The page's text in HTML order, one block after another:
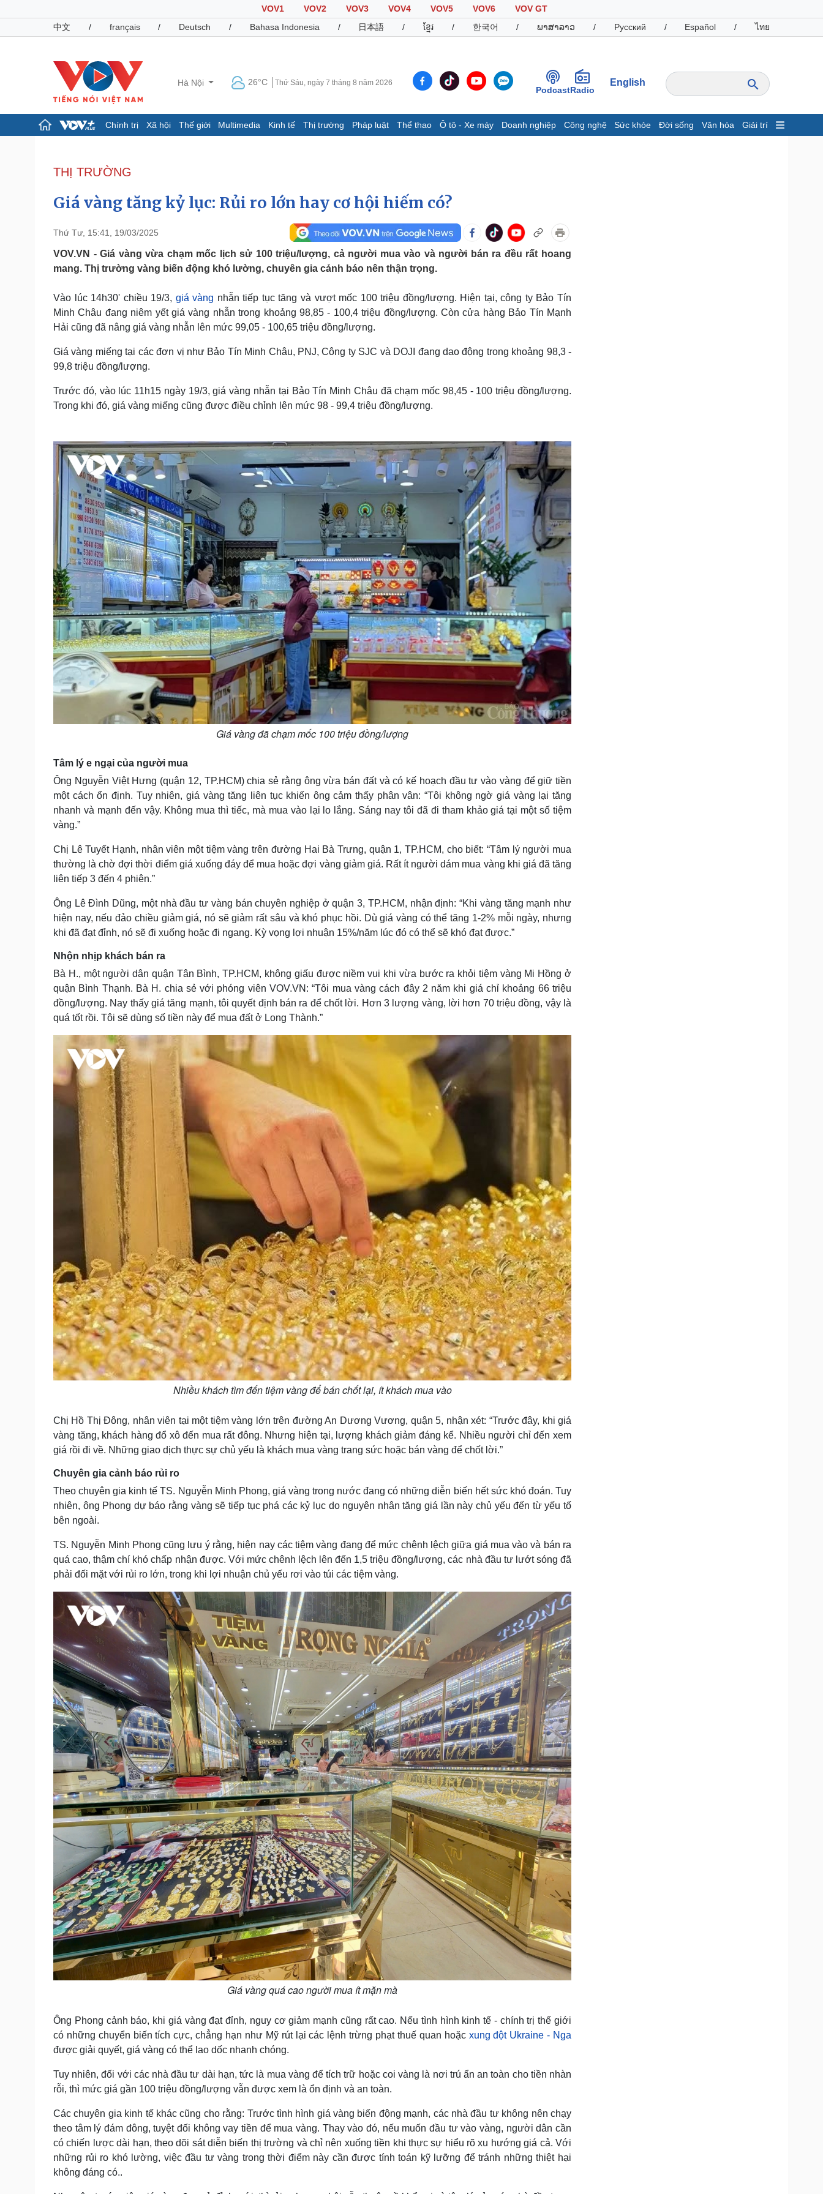
VOV1 VOV2 VOV3 VOV4 VOV5 VOV6
VOV GT
中文
/ français / Deutsch / Bahasa Indonesia / 日本語 / ខ្មែរ / 한국어 / ພາສາລາວ / Русский / Español / ไทย
Hà Nội 26°C Thứ Sáu, ngày 7 tháng 8 năm 2026
PodcastRadio
English
Chính trị Xã hội Thế giới Multimedia Kinh tế Thị trường Pháp luật Thể thao Ô tô - Xe máy Doanh nghiệp Công nghệ Sức khỏe Đời sống Văn hóa Giải trí
Đảng
Tổ chức nhân sự
Nhận diện sự thật
Giáo dục
Dấu ấn VOV
Infographic
Pháp luật
Vụ án
Tư vấn luật
Quân sự - Quốc phòng
Vũ khí
Phân tích
Thể thao
Bóng đá
Thế giới thể thao
eSports
Hậu trường
Ô tô - Xe máy
Ô tô
Tư vấn
Doanh nghiệp
Doanh nhân
Vì cộng đồng
Dinh dưỡng - món ngon
Cây thuốc
Nhi khoa
Nam khoa
Ăn sạch sống khỏe
Nhà đẹp
Sân khấu - Điện ảnh
Di sản
Nghệ sĩ
Tư vấn
Cải chính
THỊ TRƯỜNG
Giá vàng tăng kỷ lục: Rủi ro lớn hay cơ hội hiếm có?
Thứ Tư, 15:41, 19/03/2025
VOV.VN - Giá vàng vừa chạm mốc lịch sử 100 triệu/lượng, cả người mua vào và người bán ra đều rất hoang
mang. Thị trường vàng biến động khó lường, chuyên gia cảnh báo nên thận trọng.
Vào lúc 14h30' chiều 19/3, giá vàng nhẫn tiếp tục tăng và vượt mốc 100 triệu đồng/lượng. Hiện tại, công ty Bảo Tín
Minh Châu đang niêm yết giá vàng nhẫn trong khoảng 98,85 - 100,4 triệu đồng/lượng. Còn cửa hàng Bảo Tín Mạnh
Hải cũng đã nâng giá vàng nhẫn lên mức 99,05 - 100,65 triệu đồng/lượng.
Giá vàng miếng tại các đơn vị như Bảo Tín Minh Châu, PNJ, Công ty SJC và DOJI đang dao động trong khoảng 98,3 -
99,8 triệu đồng/lượng.
Trước đó, vào lúc 11h15 ngày 19/3, giá vàng nhẫn tại Bảo Tín Minh Châu đã chạm mốc 98,45 - 100 triệu đồng/lượng.
Trong khi đó, giá vàng miếng cũng được điều chỉnh lên mức 98 - 99,4 triệu đồng/lượng.
Giá vàng đã chạm mốc 100 triệu đồng/lượng
Tâm lý e ngại của người mua
Ông Nguyễn Việt Hưng (quận 12, TP.HCM) chia sẻ rằng ông vừa bán đất và có kế hoạch đầu tư vào vàng để giữ tiền
một cách ổn định. Tuy nhiên, giá vàng tăng liên tục khiến ông cảm thấy phân vân: “Tôi không ngờ giá vàng lại tăng
nhanh và mạnh đến vậy. Không mua thì tiếc, mà mua vào lại lo lắng. Sáng nay tôi đã đi tham khảo giá tại một số tiệm
vàng.”
Chị Lê Tuyết Hạnh, nhân viên một tiệm vàng trên đường Hai Bà Trưng, quận 1, TP.HCM, cho biết: “Tâm lý người mua
thường là chờ đợi thời điểm giá xuống đáy để mua hoặc đợi vàng giảm giá. Rất ít người dám mua vàng khi giá đã tăng
liên tiếp 3 đến 4 phiên.”
Ông Lê Đình Dũng, một nhà đầu tư vàng bán chuyên nghiệp ở quận 3, TP.HCM, nhận định: “Khi vàng tăng mạnh như
hiện nay, nếu đảo chiều giảm giá, nó sẽ giảm rất sâu và khó phục hồi. Dù giá vàng có thể tăng 1-2% mỗi ngày, nhưng
khi đã đạt đỉnh, nó sẽ đi xuống hoặc đi ngang. Kỳ vọng lợi nhuận 15%/năm lúc đó có thể sẽ khó đạt được.”
Nhộn nhịp khách bán ra
Bà H., một người dân quận Tân Bình, TP.HCM, không giấu được niềm vui khi vừa bước ra khỏi tiệm vàng Mi Hồng ở
quận Bình Thạnh. Bà H. chia sẻ với phóng viên VOV.VN: “Tôi mua vàng cách đây 2 năm khi giá chỉ khoảng 66 triệu
đồng/lượng. Nay thấy giá tăng mạnh, tôi quyết định bán ra để chốt lời. Hơn 3 lượng vàng, lời hơn 70 triệu đồng, vậy là
quá tốt rồi. Tôi sẽ dùng số tiền này để mua đất ở Long Thành.”
Nhiều khách tìm đến tiệm vàng để bán chốt lại, ít khách mua vào
Chị Hồ Thị Đông, nhân viên tại một tiệm vàng lớn trên đường An Dương Vương, quận 5, nhận xét: “Trước đây, khi giá
vàng tăng, khách hàng đổ xô đến mua rất đông. Nhưng hiện tại, lượng khách giảm đáng kể. Nhiều người chỉ đến xem
giá rồi đi về. Những giao dịch thực sự chủ yếu là khách mua vàng trang sức hoặc bán vàng để chốt lời.”
Chuyên gia cảnh báo rủi ro
Theo chuyên gia kinh tế TS. Nguyễn Minh Phong, giá vàng trong nước đang có những diễn biến hết sức khó đoán. Tuy
nhiên, ông Phong dự báo rằng vàng sẽ tiếp tục phá các kỷ lục do nguyên nhân tăng giá lần này chủ yếu đến từ yếu tố
bên ngoài.
TS. Nguyễn Minh Phong cũng lưu ý rằng, hiện nay các tiệm vàng đang để mức chênh lệch giữa giá mua vào và bán ra
quá cao, thậm chí khó chấp nhận được. Với mức chênh lệch lên đến 1,5 triệu đồng/lượng, các nhà đầu tư lướt sóng đã
phải đối mặt với rủi ro lớn, trong khi lợi nhuận chủ yếu rơi vào túi các tiệm vàng.
Giá vàng quá cao người mua ít mặn mà
Ông Phong cảnh báo, khi giá vàng đạt đỉnh, nguy cơ giảm mạnh cũng rất cao. Nếu tình hình kinh tế - chính trị thế giới
có những chuyển biến tích cực, chẳng hạn như Mỹ rút lại các lệnh trừng phạt thuế quan hoặc xung đột Ukraine - Nga
được giải quyết, giá vàng có thể lao dốc nhanh chóng.
Tuy nhiên, đối với các nhà đầu tư dài hạn, tức là mua vàng để tích trữ hoặc coi vàng là nơi trú ẩn an toàn cho tiền nhàn
rỗi, thì mức giá gần 100 triệu đồng/lượng vẫn được xem là ổn định và an toàn.
Các chuyên gia kinh tế khác cũng cho rằng: Trước tình hình giá vàng biến động mạnh, các nhà đầu tư không nên chạy
theo tâm lý đám đông, tuyệt đối không vay tiền để mua vàng. Thay vào đó, nếu muốn đầu tư vào vàng, người dân cần
có chiến lược dài hạn, theo dõi sát diễn biến thị trường và chỉ nên xuống tiền khi thực sự hiểu rõ xu hướng giá cả. Với
những rủi ro khó lường, việc đầu tư vàng trong thời điểm này cần được tính toán kỹ lưỡng để tránh những thiệt hại
không đáng có..